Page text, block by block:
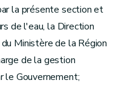
la présente section et
de l'eau, la Direction
Ministère de la Région
de la gestion
le Gouvernement;